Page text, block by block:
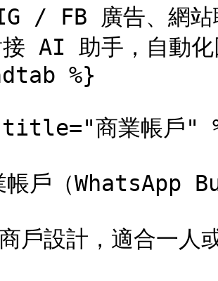
/ FB 廣告、網站
AI 助手，自動化
商業帳戶"
戶（WhatsApp
戶設計，適合一人